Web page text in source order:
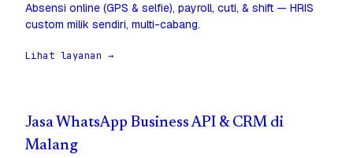
Absensi online (GPS & selfie), payroll, cuti, & shift — HRIS
custom milik sendiri, multi-cabang.
Lihat layanan →
Jasa WhatsApp Business API & CRM di
Malang